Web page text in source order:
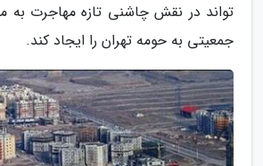
تواند در نقش چاشنی تازه مهاجرت به
جمعیتی به حومه تهران را ایجاد کند.